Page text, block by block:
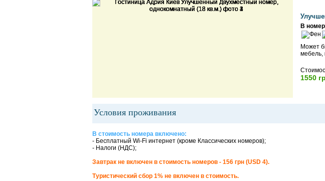
В
Может
мебель,
1550
Условия проживания
В стоимость номера включено:
- Бесплатный Wi-Fi интернет (кроме Классических номеров);
- Налоги (НДС);
Завтрак не включен в стоимость номеров - 156 грн (USD 4).
Туристический сбор 1% не включен в стоимость.